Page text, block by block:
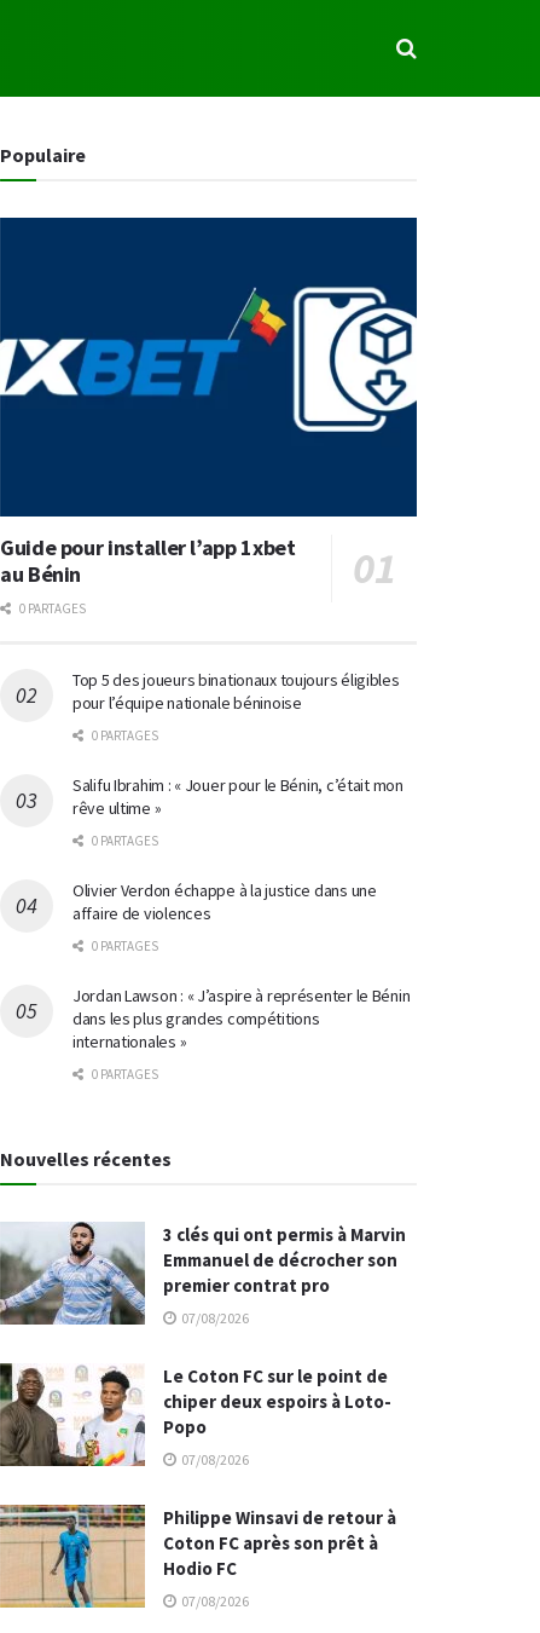
Populaire
Guide pour installer l’app 1xbet
au Bénin
0 PARTAGES
Top 5 des joueurs binationaux toujours éligibles
pour l’équipe nationale béninoise
0 PARTAGES
Salifu Ibrahim : « Jouer pour le Bénin, c’était mon
rêve ultime »
0 PARTAGES
Olivier Verdon échappe à la justice dans une
affaire de violences
0 PARTAGES
Jordan Lawson : « J’aspire à représenter le Bénin
dans les plus grandes compétitions
internationales »
0 PARTAGES
Nouvelles récentes
3 clés qui ont permis à Marvin
Emmanuel de décrocher son
premier contrat pro
07/08/2026
Le Coton FC sur le point de
chiper deux espoirs à Loto-
Popo
07/08/2026
Philippe Winsavi de retour à
Coton FC après son prêt à
Hodio FC
07/08/2026